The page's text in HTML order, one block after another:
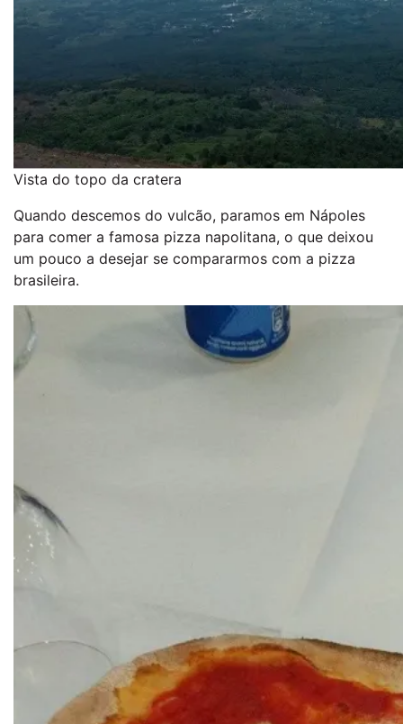
Vista do topo da cratera
Quando descemos do vulcão, paramos em Nápoles
para comer a famosa pizza napolitana, o que deixou
um pouco a desejar se compararmos com a pizza
brasileira.